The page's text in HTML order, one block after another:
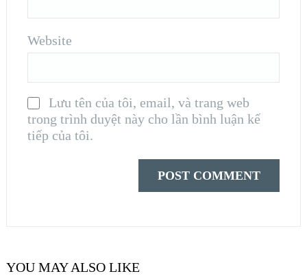
Website
Lưu tên của tôi, email, và trang web
trong trình duyệt này cho lần bình luận kế
tiếp của tôi.
YOU MAY ALSO LIKE